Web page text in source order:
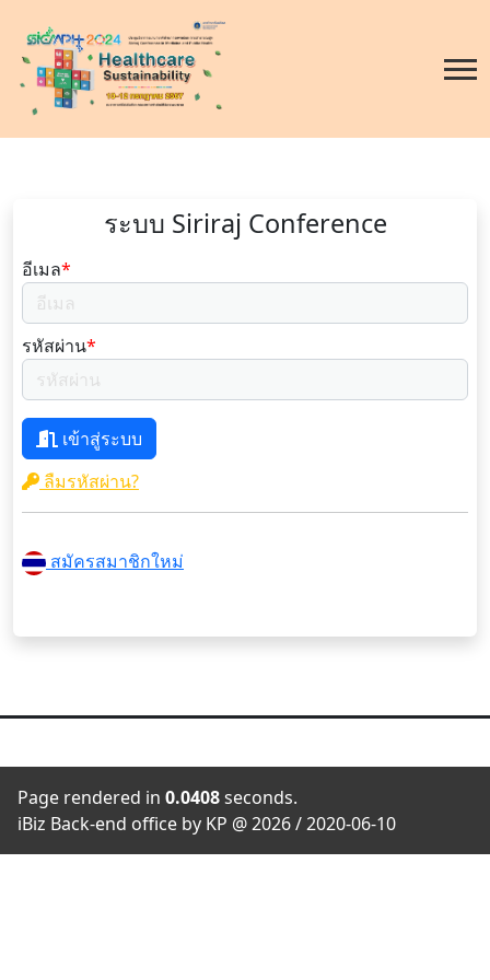
ระบบ Siriraj Conference
อีเมล*
รหัสผ่าน*
เข้าสู่ระบบ
ลืมรหัสผ่าน?
สมัครสมาชิกใหม่
Page rendered in 0.0408seconds.
iBiz Back-end office by KP @ 2026 / 2020-06-10